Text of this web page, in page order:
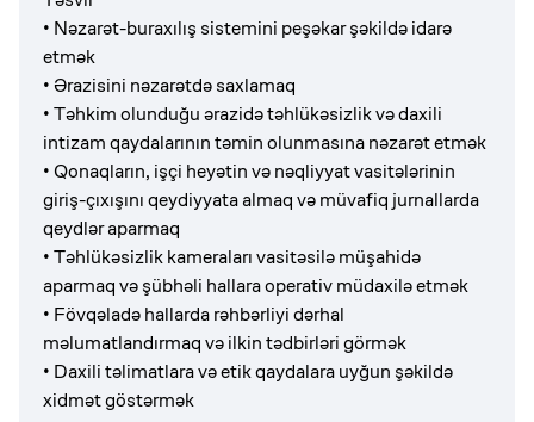
• Nəzarət-buraxılış sistemini peşəkar şəkildə idarə
etmək
• Ərazisini nəzarətdə saxlamaq
• Təhkim olunduğu ərazidə təhlükəsizlik və daxili
intizam qaydalarının təmin olunmasına nəzarət etmək
• Qonaqların, işçi heyətin və nəqliyyat vasitələrinin
giriş-çıxışını qeydiyyata almaq və müvafiq jurnallarda
qeydlər aparmaq
• Təhlükəsizlik kameraları vasitəsilə müşahidə
aparmaq və şübhəli hallara operativ müdaxilə etmək
• Fövqəladə hallarda rəhbərliyi dərhal
məlumatlandırmaq və ilkin tədbirləri görmək
• Daxili təlimatlara və etik qaydalara uyğun şəkildə
xidmət göstərmək